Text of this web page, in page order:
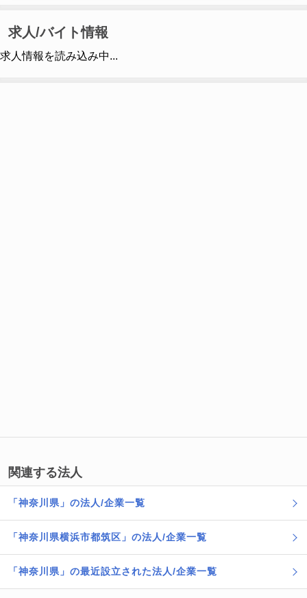
求人/バイト情報
求人情報を読み込み中...
関連する法人
「神奈川県」の法人/企業一覧
「神奈川県横浜市都筑区」の法人/企業一覧
「神奈川県」の最近設立された法人/企業一覧